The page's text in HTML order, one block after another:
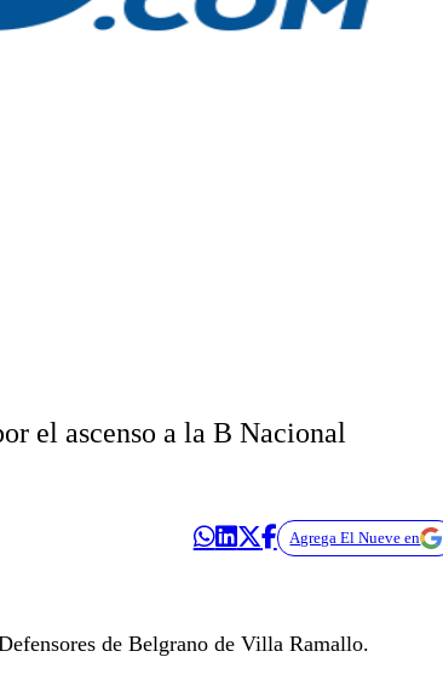
el ascenso a la B Nacional
Agrega El Nueve en
de Belgrano de Villa Ramallo.